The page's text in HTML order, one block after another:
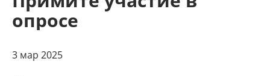
опросе
3 мар 2025